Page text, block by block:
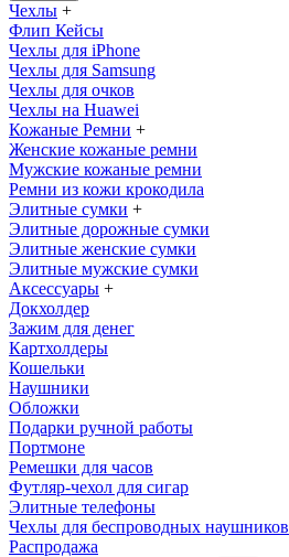
Чехлы +
Флип Кейсы
Чехлы для iPhone
Чехлы для Samsung
Чехлы для очков
Чехлы на Huawei
Кожаные Ремни +
Женские кожаные ремни
Мужские кожаные ремни
Ремни из кожи крокодила
Элитные сумки +
Элитные дорожные сумки
Элитные женские сумки
Элитные мужские сумки
Аксессуары +
Докхолдер
Зажим для денег
Картхолдеры
Кошельки
Наушники
Обложки
Подарки ручной работы
Портмоне
Ремешки для часов
Футляр-чехол для сигар
Элитные телефоны
Чехлы для беспроводных наушников
Распродажа